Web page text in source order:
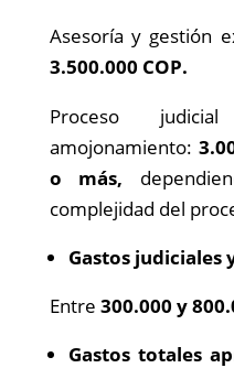
Asesoría y gestión
3.500.000 COP.
Proceso
amojonamiento:
o más,
complejidad del
Gastos
Entre 300.000 y
Gastos totales